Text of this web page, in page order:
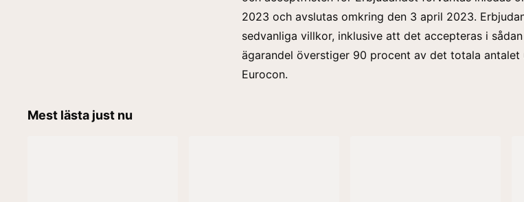
2023 och avslutas omkring den 3 april 2023.
sedvanliga villkor, inklusive att det accepteras i
ägarandel överstiger 90 procent av det totala antalet
Eurocon.
Mest lästa just nu